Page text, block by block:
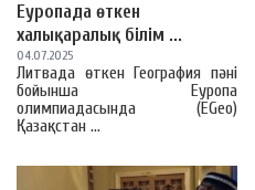
Еуропада өткен
халықаралық білім ...
04.07.2025
Литвада өткен География пәні
бойынша Еуропа
олимпиадасында (EGeo)
Қазақстан ...